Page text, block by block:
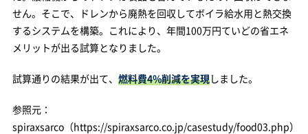
せん。そこで、ドレンから廃熱を回収してボイラ給水用と熱交換
するシステムを構築。これにより、年間100万円ていどの省エネ
メリットが出る試算となりました。
試算通りの結果が出て、 燃料費4%削減を実現しました。
参照元：
spiraxsarco（https://spiraxsarco.co.jp/casestudy/food03.php）